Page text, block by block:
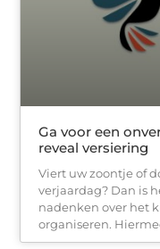
Ga voor een
reveal versiering
Viert uw zoontje of
verjaardag? Dan is
nadenken over het
organiseren.